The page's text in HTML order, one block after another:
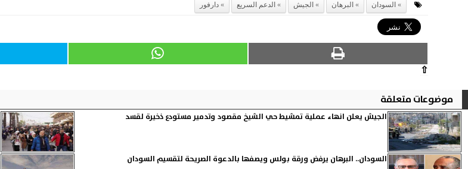
السودان البرهان الجيش الدعم السريع دارفور
⇧
موضوعات متعلقة
الجيش يعلن انهاء عملية تمشيط حي الشيخ مقصود وتدمير مستودع ذخيرة لقسد
السودان.. البرهان يرفض ورقة بولس ويصفها بالدعوة الصريحة لتقسيم السودان